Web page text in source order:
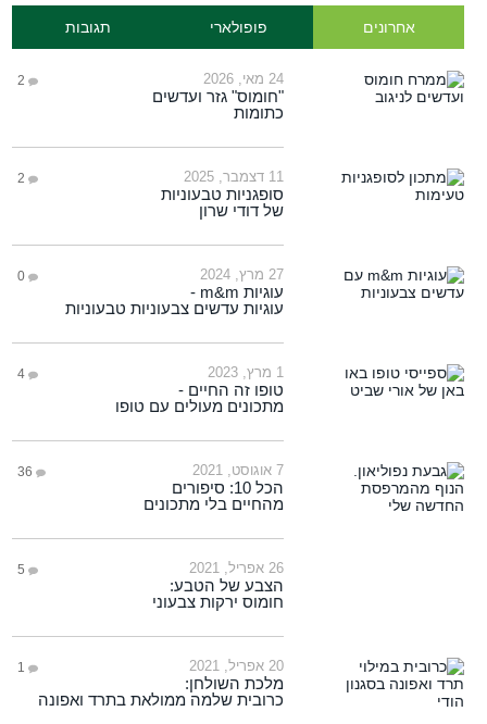
אחרונים פופולארי תגובות
24 מאי, 2026 2
"חומוס" גזר ועדשים
כתומות
11 דצמבר, 2025 2
סופגניות טבעוניות
של דודי שרון
27 מרץ, 2024 0
עוגיות m&m -
עוגיות עדשים צבעוניות טבעוניות
1 מרץ, 2023 4
טופו זה החיים -
מתכונים מעולים עם טופו
7 אוגוסט, 2021 36
הכל 10: סיפורים
מהחיים בלי מתכונים
26 אפריל, 2021 5
הצבע של הטבע:
חומוס ירקות צבעוני
20 אפריל, 2021 1
מלכת השולחן:
כרובית שלמה ממולאת בתרד ואפונה